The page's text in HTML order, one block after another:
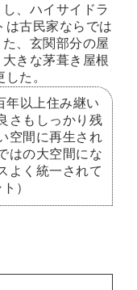
、ハイサイドラ
は古民家ならでは
、玄関部分の屋
きな茅葺き屋根
た。
年以上住み継い
さもしっかり残
空間に再生され
はの大空間にな
よく統一されて
）